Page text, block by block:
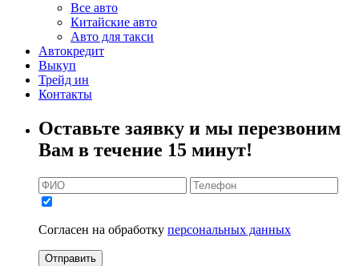
Все авто
Китайские авто
Авто для такси
Автокредит
Выкуп
Трейд ин
Контакты
Оставьте заявку и мы перезвоним
Вам в течение 15 минут!
Согласен на обработку персональных данных
Отправить